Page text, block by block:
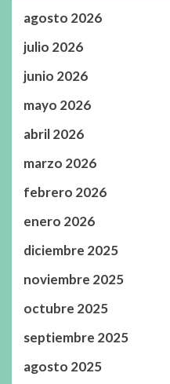
agosto 2026
julio 2026
junio 2026
mayo 2026
abril 2026
marzo 2026
febrero 2026
enero 2026
diciembre 2025
noviembre 2025
octubre 2025
septiembre 2025
agosto 2025